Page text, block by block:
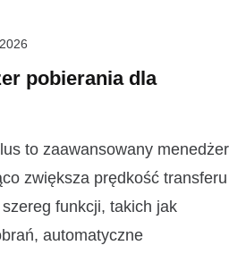
pobierania dla
to zaawansowany menedżer
zwiększa prędkość transferu
funkcji, takich jak
automatyczne